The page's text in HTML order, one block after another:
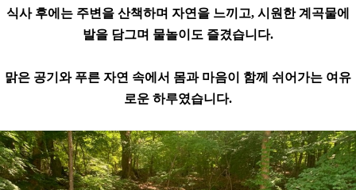
식사 후에는 주변을 산책하며 자연을 느끼고, 시원한 계곡물에
발을 담그며 물놀이도 즐겼습니다.
맑은 공기와 푸른 자연 속에서 몸과 마음이 함께 쉬어가는 여유
로운 하루였습니다.